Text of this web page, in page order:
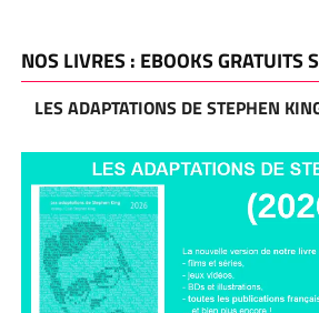
NOS LIVRES : EBOOKS GRATUITS
LES ADAPTATIONS DE STEPHEN